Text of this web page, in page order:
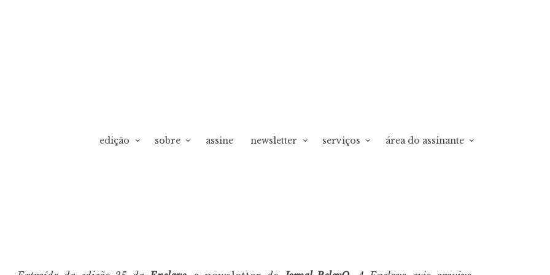
edição sobre assine newsletter serviços área do assinante